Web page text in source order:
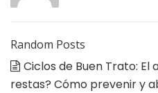
Random Posts
Ciclos de Buen Trato: El
restas? Cómo prevenir y